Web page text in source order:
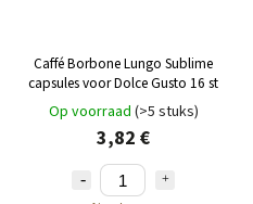
Caffé Borbone Lungo Sublime
capsules voor Dolce Gusto 16 st
Op voorraad (>5 stuks)
3,82 €